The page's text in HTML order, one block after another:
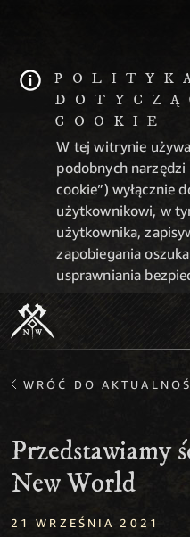
COOKIE
W tej witrynie
podobnych narzędzi
cookie”) wyłącznie
użytkownikowi, w
użytkownika,
zapobiegania
usprawniania
WRÓĆ DO
Przedstawiamy
New World
21 WRZEŚNIA 2021 |